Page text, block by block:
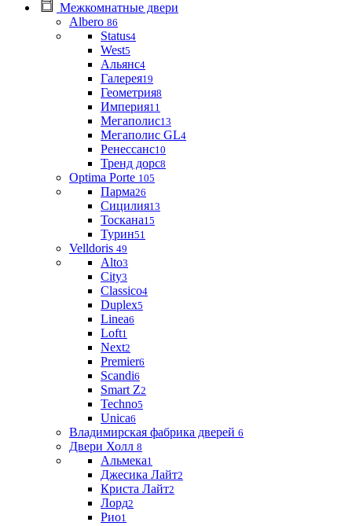
Межкомнатные двери
Albero 86
Status4
West5
Альянс4
Галерея19
Геометрия8
Империя11
Мегаполис13
Мегаполис GL4
Ренессанс10
Тренд дорс8
Optima Porte 105
Парма26
Сицилия13
Тоскана15
Турин51
Velldoris 49
Alto3
City3
Classico4
Duplex5
Linea6
Loft1
Next2
Premier6
Scandi6
Smart Z2
Techno5
Unica6
Владимирская фабрика дверей 6
Двери Холл 8
Альмека1
Джесика Лайт2
Криста Лайт2
Лорд2
Рио1